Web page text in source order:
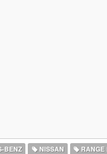
BENZ NISSAN RANGE